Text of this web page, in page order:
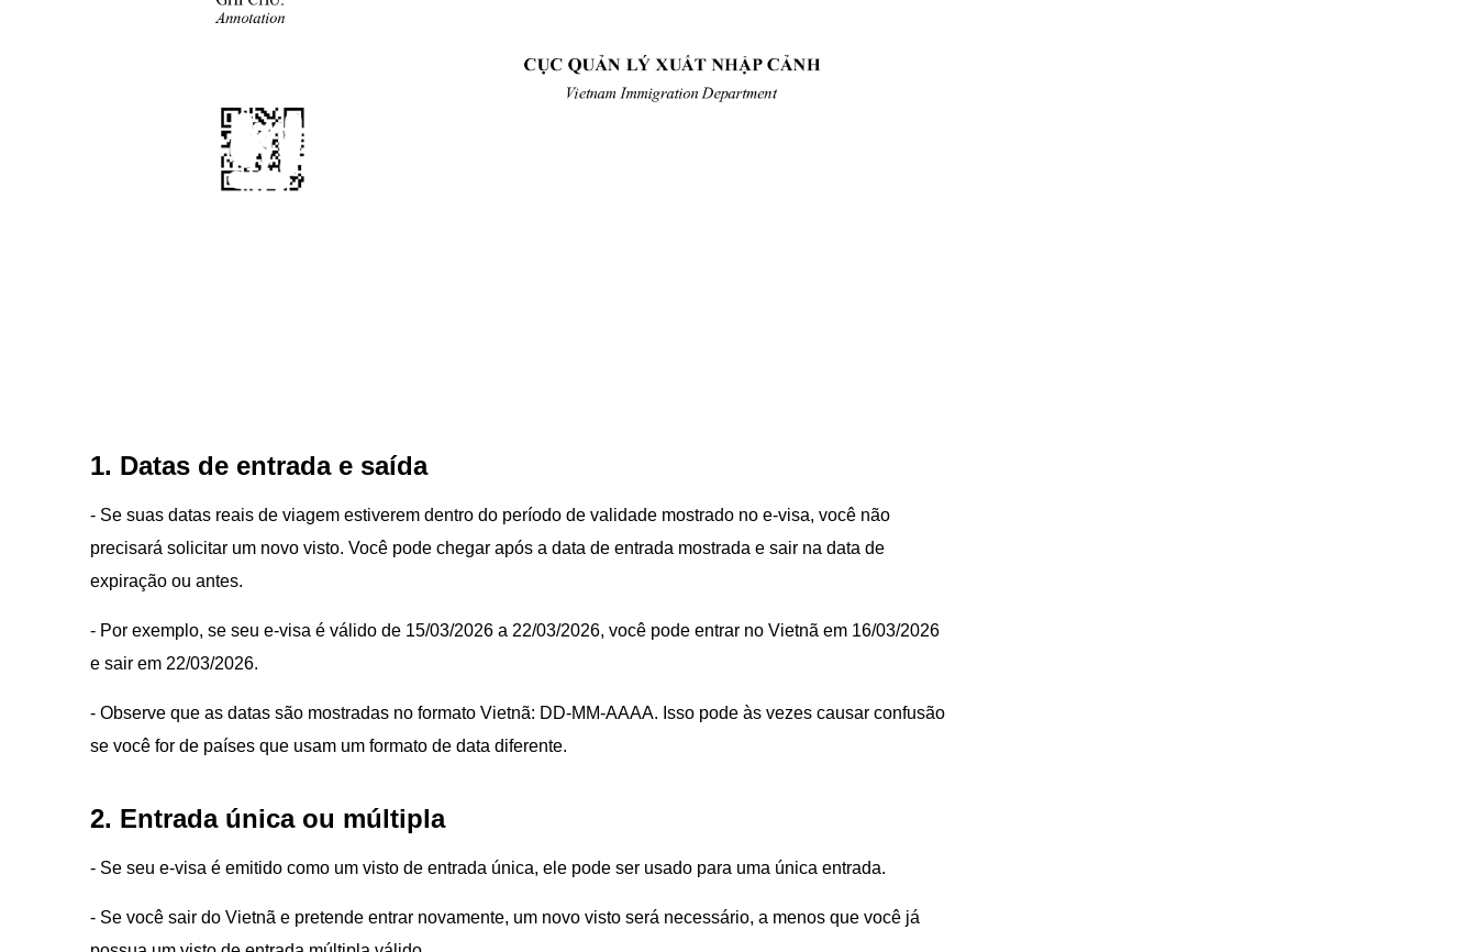
1. Datas de entrada e saída
- Se suas datas reais de viagem estiverem dentro do período de validade mostrado no e-visa, você não
precisará solicitar um novo visto. Você pode chegar após a data de entrada mostrada e sair na data de
expiração ou antes.
- Por exemplo, se seu e-visa é válido de 15/03/2026 a 22/03/2026, você pode entrar no Vietnã em 16/03/2026
e sair em 22/03/2026.
- Observe que as datas são mostradas no formato Vietnã: DD-MM-AAAA. Isso pode às vezes causar confusão
se você for de países que usam um formato de data diferente.
2. Entrada única ou múltipla
- Se seu e-visa é emitido como um visto de entrada única, ele pode ser usado para uma única entrada.
- Se você sair do Vietnã e pretende entrar novamente, um novo visto será necessário, a menos que você já